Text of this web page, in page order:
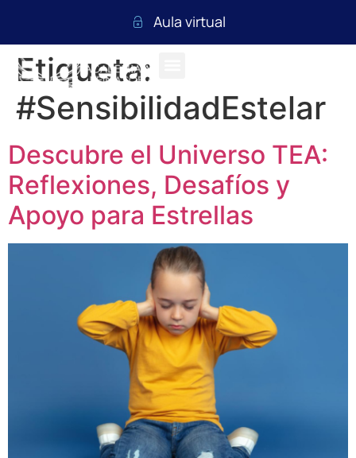
Aula virtual
Etiqueta:
#SensibilidadEstelar
Descubre el Universo TEA:
Reflexiones, Desafíos y
Apoyo para Estrellas